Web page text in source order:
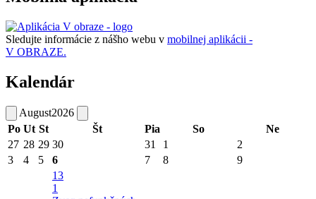
Sledujte informácie z nášho webu v mobilnej aplikácii -
V OBRAZE.
Kalendár
August2026
Po Ut St Št Pia So
Ne
27 28 29 30 31 1
2
3
4 5 6 7 8 9
13
1